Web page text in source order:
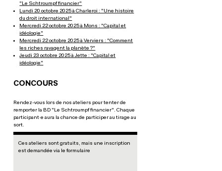
"Le Schtroumpf financier"
Lundi 20 octobre 2025 à Charleroi : "Une histoire
du droit international"
Mercredi 22 octobre 2025 à Mons : "Capital et
idéologie"
Mercredi 22 octobre 2025 à Verviers : "Comment
les riches ravagent la planète ?"
Jeudi 23 octobre 2025 à Jette : "Capital et
idéologie"
CONCOURS
Rendez-vous lors de nos ateliers pour tenter de
remporter la BD "Le Schtroumpf financier". Chaque
participant·e aura la chance de participer au tirage au
sort.
Ces ateliers sont gratuits, mais une inscription
est demandée via le formulaire